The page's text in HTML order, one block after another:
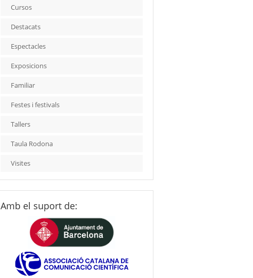
Cursos
Destacats
Espectacles
Exposicions
Familiar
Festes i festivals
Tallers
Taula Rodona
Visites
Amb el suport de: